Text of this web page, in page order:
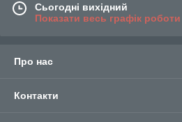
Сьогодні вихідний
Показати весь графік роботи
Про нас
Контакти